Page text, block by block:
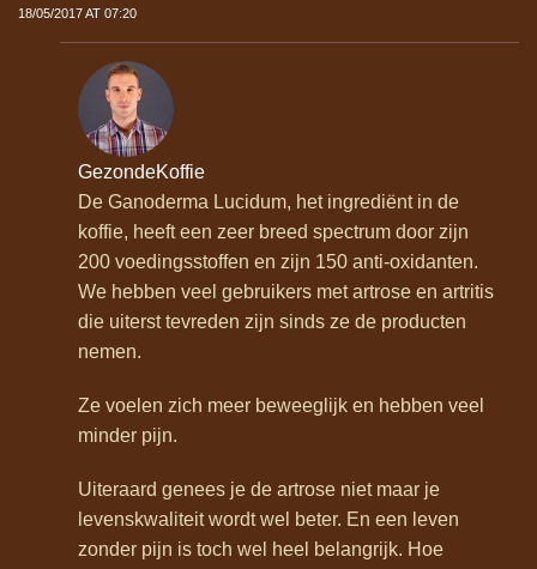
18/05/2017 AT 07:20
GezondeKoffie
De Ganoderma Lucidum, het ingrediënt in de
koffie, heeft een zeer breed spectrum door zijn
200 voedingsstoffen en zijn 150 anti-oxidanten.
We hebben veel gebruikers met artrose en artritis
die uiterst tevreden zijn sinds ze de producten
nemen.
Ze voelen zich meer beweeglijk en hebben veel
minder pijn.
Uiteraard genees je de artrose niet maar je
levenskwaliteit wordt wel beter. En een leven
zonder pijn is toch wel heel belangrijk. Hoe